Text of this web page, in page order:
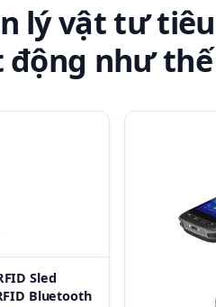
lý vật tư
như thế
Sled
Bluetooth